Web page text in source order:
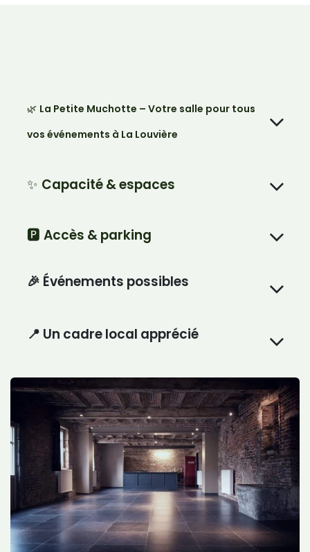
🌿 La Petite Muchotte – Votre salle pour tous
vos événements à La Louvière
✨ Capacité & espaces
🅿️ Accès & parking
🎉 Événements possibles
📍 Un cadre local apprécié